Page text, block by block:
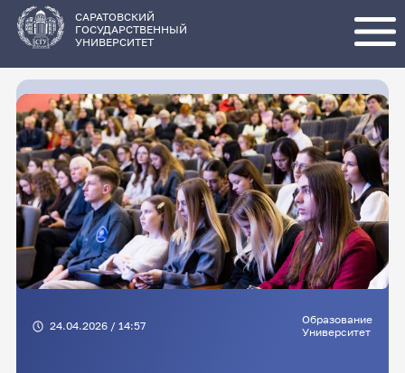
основному
содержанию
САРАТОВСКИЙ
ГОСУДАРСТВЕННЫЙ
УНИВЕРСИТЕТ
24.04.2026 / 14:57
Образование
Университет